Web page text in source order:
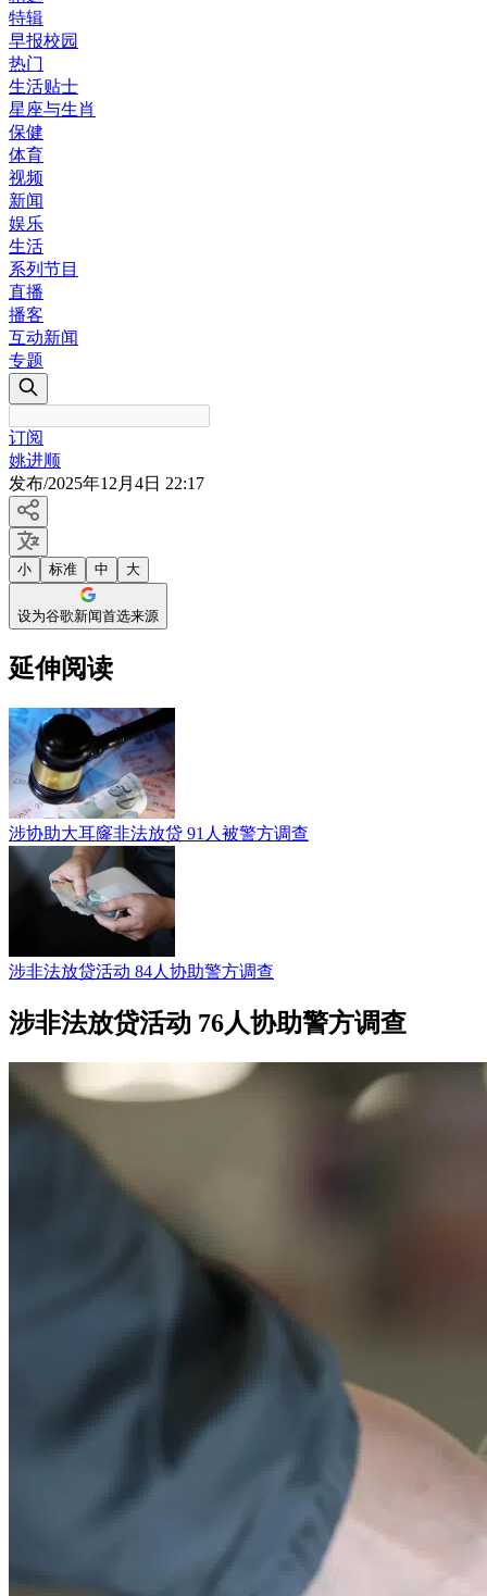
特辑
早报校园
热门
生活贴士
星座与生肖
保健
体育
视频
新闻
娱乐
生活
系列节目
直播
播客
互动新闻
专题
订阅
姚进顺
发布/2025年12月4日 22:17
小 标准 中 大
设为谷歌新闻首选来源
延伸阅读
涉协助大耳窿非法放贷 91人被警方调查
涉非法放贷活动 84人协助警方调查
涉非法放贷活动 76人协助警方调查